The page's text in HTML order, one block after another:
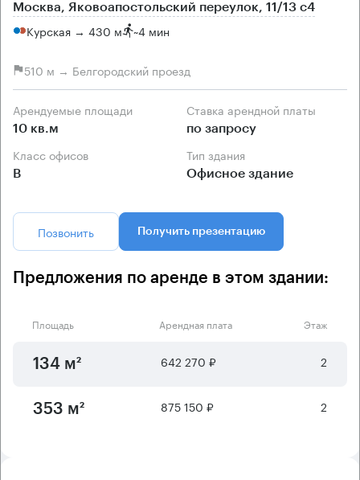
Москва, Яковоапостольский переулок, 11/13 с4
Курская → 430 м ~4 мин
510 м → Белгородский проезд
Арендуемые площади
10 кв.м
Ставка арендной платы
по запросу
Класс офисов
B
Тип здания
Офисное здание
Позвонить Получить презентацию
Предложения по аренде в этом здании:
Площадь Арендная плата Этаж
134 м² 642 270 ₽ 2
353 м² 875 150 ₽ 2